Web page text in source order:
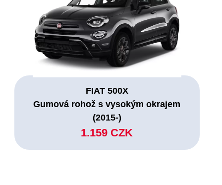
FIAT 500X
Gumová rohož s vysokým okrajem
(2015-)
1.159 CZK